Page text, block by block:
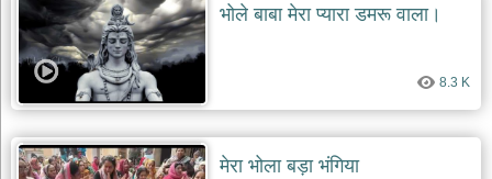
भोले बाबा मेरा प्यारा डमरू वाला।
8.3 K
मेरा भोला बड़ा भंगिया